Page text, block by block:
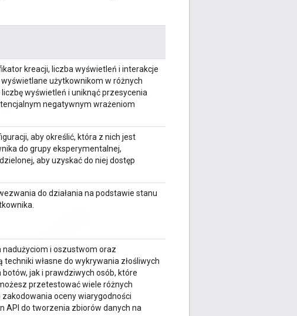
kreacji, liczba wyświetleń i interakcje
użytkownikom w różnych
wyświetleń i uniknąć przesycenia
negatywnym wrażeniom
aby określić, która z nich jest
do grupy eksperymentalnej,
aby uzyskać do niej dostęp
do działania na podstawie stanu
nadużyciom i oszustwom oraz
własne do wykrywania złośliwych
jak i prawdziwych osób, które
przetestować wiele różnych
oceny wiarygodności
API do tworzenia zbiorów danych na